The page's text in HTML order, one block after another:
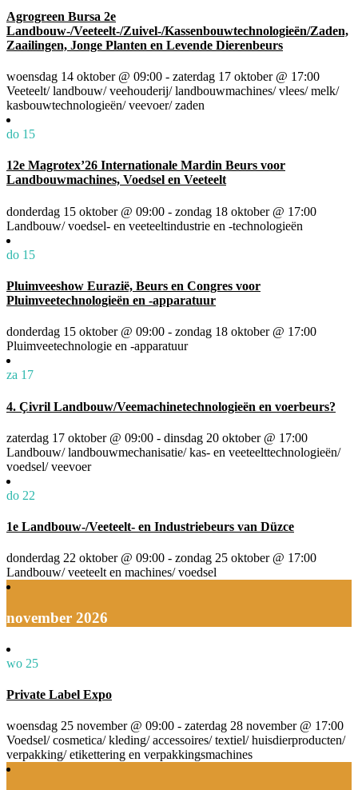
Agrogreen Bursa 2e
Landbouw-/Veeteelt-/Zuivel-/Kassenbouwtechnologieën/Zaden,
Zaailingen, Jonge Planten en Levende Dierenbeurs
woensdag 14 oktober @ 09:00 - zaterdag 17 oktober @ 17:00
Veeteelt/ landbouw/ veehouderij/ landbouwmachines/ vlees/ melk/
kasbouwtechnologieën/ veevoer/ zaden
do 15
12e Magrotex’26 Internationale Mardin Beurs voor
Landbouwmachines, Voedsel en Veeteelt
donderdag 15 oktober @ 09:00 - zondag 18 oktober @ 17:00
Landbouw/ voedsel- en veeteeltindustrie en -technologieën
do 15
Pluimveeshow Eurazië, Beurs en Congres voor
Pluimveetechnologieën en -apparatuur
donderdag 15 oktober @ 09:00 - zondag 18 oktober @ 17:00
Pluimveetechnologie en -apparatuur
za 17
4. Çivril Landbouw/Veemachinetechnologieën en voerbeurs?
zaterdag 17 oktober @ 09:00 - dinsdag 20 oktober @ 17:00
Landbouw/ landbouwmechanisatie/ kas- en veeteelttechnologieën/
voedsel/ veevoer
do 22
1e Landbouw-/Veeteelt- en Industriebeurs van Düzce
donderdag 22 oktober @ 09:00 - zondag 25 oktober @ 17:00
Landbouw/ veeteelt en machines/ voedsel
november 2026
wo 25
Private Label Expo
woensdag 25 november @ 09:00 - zaterdag 28 november @ 17:00
Voedsel/ cosmetica/ kleding/ accessoires/ textiel/ huisdierproducten/
verpakking/ etikettering en verpakkingsmachines